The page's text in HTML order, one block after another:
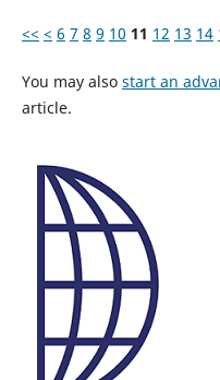
<< < 6 7 8 9 10 11 12 13 14
You may also start an
article.